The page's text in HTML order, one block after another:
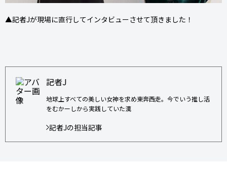
▲記者Jが現場に直行してインタビューさせて頂きました！
記者J
地球上すべての美しい女神を求め東奔西走。今でいう推し活
をむかーしから実践していた漢
記者Jの担当記事